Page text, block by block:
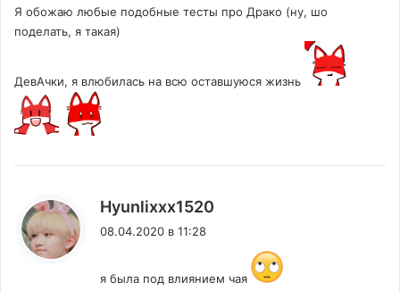
Я обожаю любые подобные тесты про Драко (ну, шо
поделать, я такая)
ДевАчки, я влюбилась на всю оставшуюся жизнь
Hyunlixxx1520
08.04.2020 в 11:28
я была под влиянием чая